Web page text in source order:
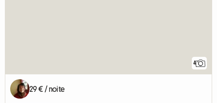
4
29 € / noite